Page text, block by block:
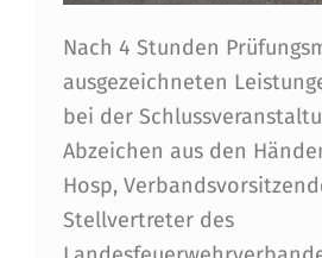
Nach 4 Stunden
ausgezeichneten
bei der
Abzeichen aus den
Hosp,
Stellvertreter des